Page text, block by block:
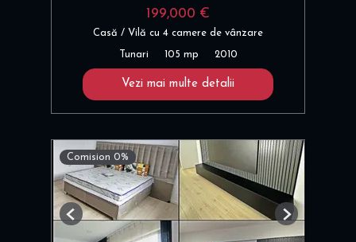
199,000 €
Casă / Vilă cu 4 camere de vânzare
Tunari 105 mp 2010
Vezi mai multe detalii
Comision 0%
Previous Next